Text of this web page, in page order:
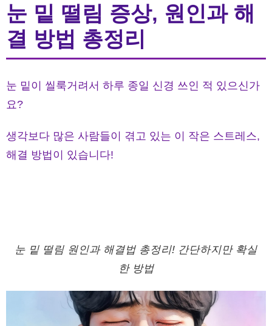
눈 밑 떨림 증상, 원인과 해
결 방법 총정리
눈 밑이 씰룩거려서 하루 종일 신경 쓰인 적 있으신가
요?
생각보다 많은 사람들이 겪고 있는 이 작은 스트레스,
해결 방법이 있습니다!
눈 밑 떨림 원인과 해결법 총정리! 간단하지만 확실
한 방법